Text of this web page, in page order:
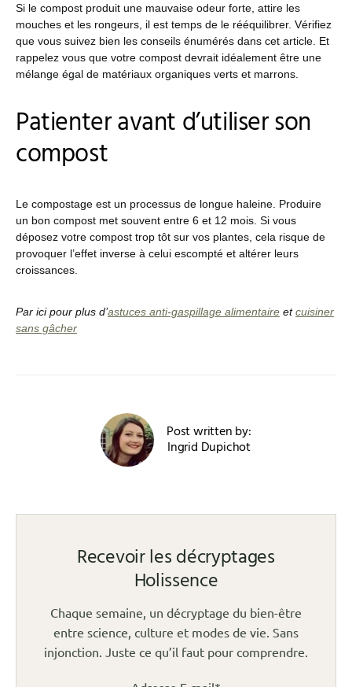
Si le compost produit une mauvaise odeur forte, attire les
mouches et les rongeurs, il est temps de le rééquilibrer. Vérifiez
que vous suivez bien les conseils énumérés dans cet article. Et
rappelez vous que votre compost devrait idéalement être une
mélange égal de matériaux organiques verts et marrons.
Patienter avant d’utiliser son
compost
Le compostage est un processus de longue haleine. Produire
un bon compost met souvent entre 6 et 12 mois. Si vous
déposez votre compost trop tôt sur vos plantes, cela risque de
provoquer l’effet inverse à celui escompté et altérer leurs
croissances.
Par ici pour plus d’astuces anti-gaspillage alimentaire etcuisiner
sans gâcher
Post written by:
Ingrid Dupichot
Recevoir les décryptages
Holissence
Chaque semaine, un décryptage du bien-être
entre science, culture et modes de vie. Sans
injonction. Juste ce qu’il faut pour comprendre.